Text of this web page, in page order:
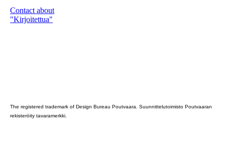
Contact about
"Kirjoitettua"
The registered trademark of Design Bureau Poutvaara. Suunnittelutoimisto Poutvaaran
rekisteröity tavaramerkki.